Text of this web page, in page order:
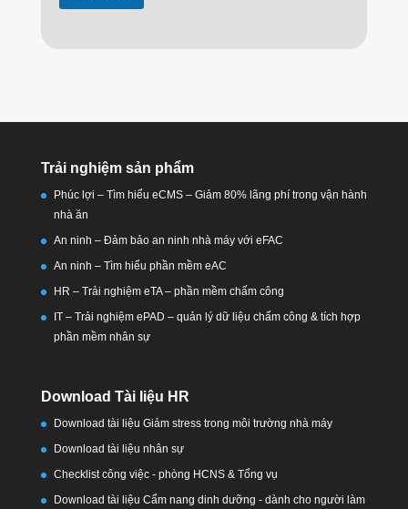
Trải nghiệm sản phẩm
Phúc lợi – Tìm hiểu eCMS – Giảm 80% lãng phí trong vận hành
nhà ăn
An ninh – Đảm bảo an ninh nhà máy với eFAC
An ninh – Tìm hiểu phần mềm eAC
HR – Trải nghiệm eTA – phần mềm chấm công
IT – Trải nghiệm ePAD – quản lý dữ liệu chấm công & tích hợp
phần mềm nhân sự
Download Tài liệu HR
Download tài liệu Giảm stress trong môi trường nhà máy
Download tài liệu nhân sự
Checklist công việc - phòng HCNS & Tổng vụ
Download tài liệu Cẩm nang dinh dưỡng - dành cho người làm